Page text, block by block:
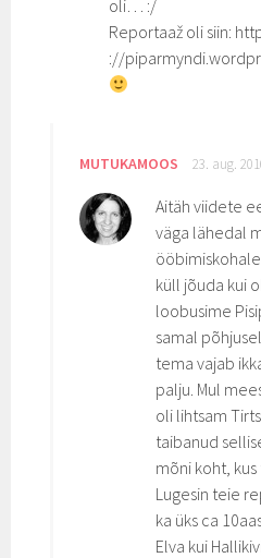
oli… :/
Reportaaž oli siin:
://
MUTUKAMOOS 23. aug.
Aitäh viidete
väga lähedal
küll jõuda kui
loobusime
samal
tema vajab
palju. Mul
oli lihtsam
taibanud
mõni koht,
Lugesin teie
ka üks ca
Elva kui